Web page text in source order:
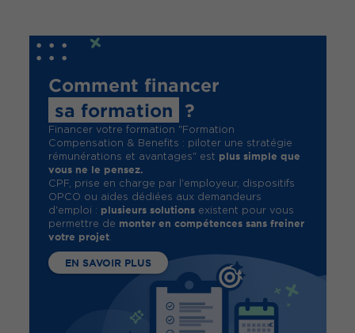
Comment financer
sa formation
?
Financer votre formation "Formation
Compensation & Benefits : piloter une stratégie
rémunérations et avantages" est plus simple que
vous ne le pensez.
CPF, prise en charge par l'employeur, dispositifs
OPCO ou aides dédiées aux demandeurs
d'emploi : plusieurs solutionsexistent pour vous
permettre de monter en compétences sans freiner
votre projet.
EN SAVOIR PLUS